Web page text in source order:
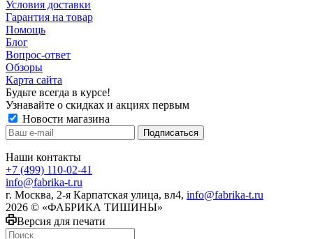
Условия доставки
Гарантия на товар
Помощь
Блог
Вопрос-ответ
Обзоры
Карта сайта
Будьте всегда в курсе!
Узнавайте о скидках и акциях первым
Новости магазина
Наши контакты
+7 (499) 110-02-41
info@fabrika-t.ru
г. Москва, 2-я Карпатская улица, вл4, info@fabrika-t.ru
2026 © «ФАБРИКА ТИШИНЫ»
Версия для печати